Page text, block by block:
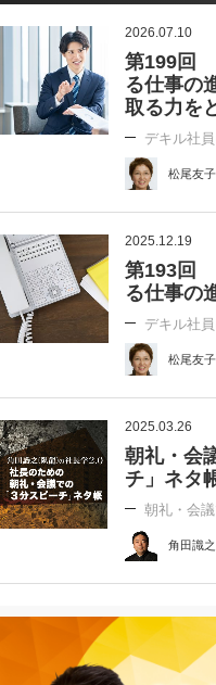
2026.07.10
第199回
る仕事の
取る力を
デキル社
松尾友
2025.12.19
第193回
る仕事の
デキル社
松尾友
2025.03.26
朝礼・会
チ」ネタ
朝礼・会
角田識